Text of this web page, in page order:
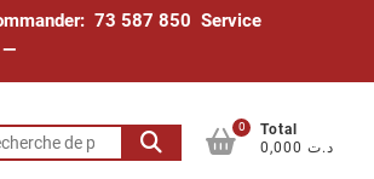
73 587 850 Service
—
Recherche
pour :
0
Total
0,000 د.ت